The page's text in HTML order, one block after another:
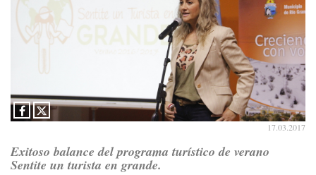
17.03.2017
Exitoso balance del programa turístico de verano
Sentite un turista en grande.